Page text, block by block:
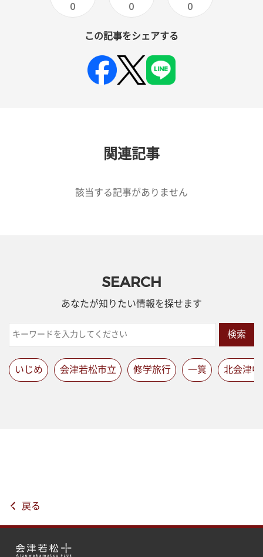
0 0 0
この記事をシェアする
関連記事
該当する記事がありません
SEARCH
あなたが知りたい情報を探せます
検索
いじめ 会津若松市立 修学旅行 一箕 北会津中
戻る